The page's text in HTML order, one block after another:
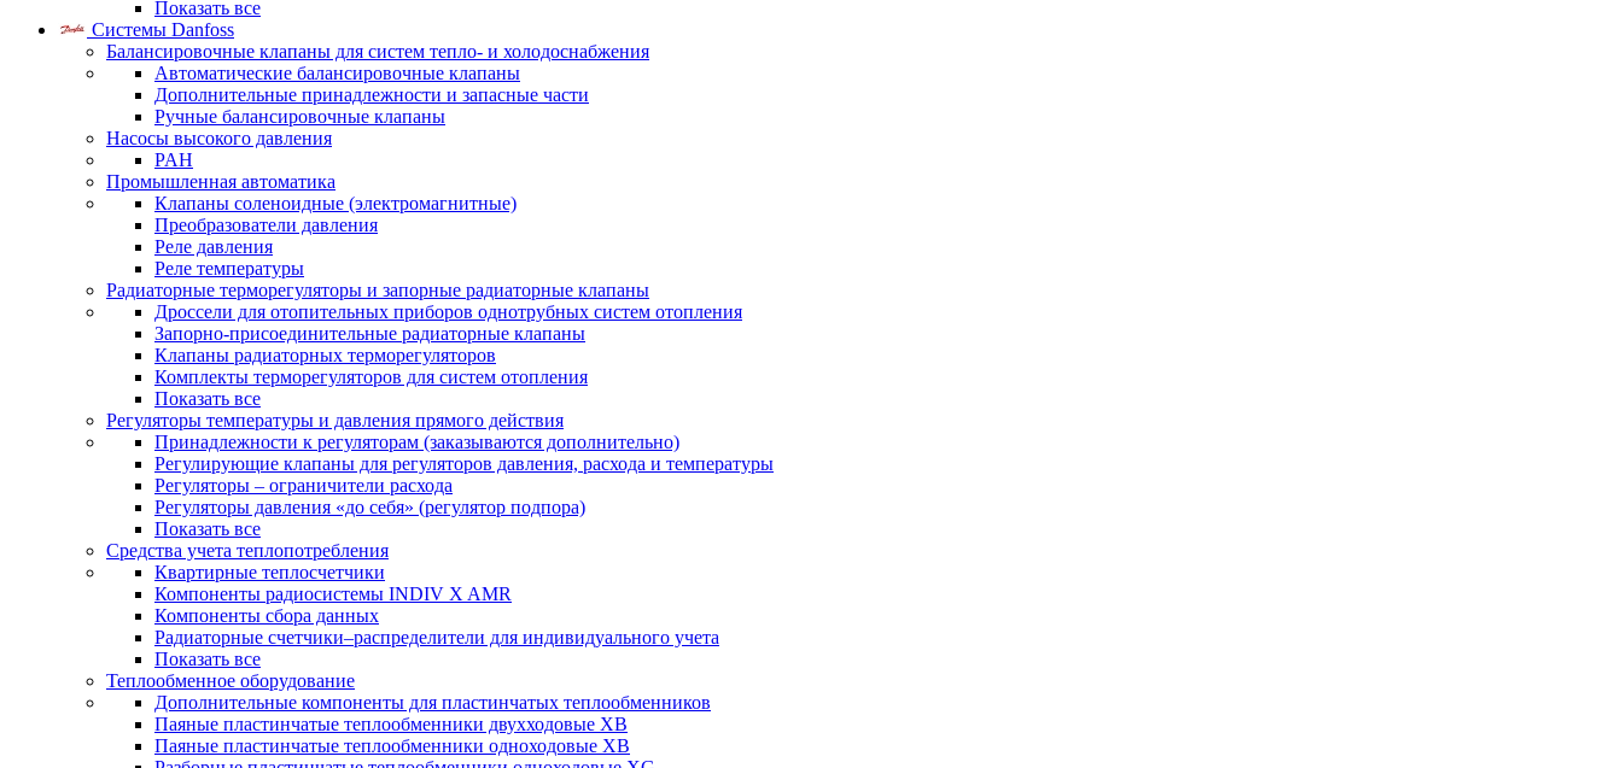
Показать все
Системы Danfoss
Балансировочные клапаны для систем тепло- и холодоснабжения
Автоматические балансировочные клапаны
Дополнительные принадлежности и запасные части
Ручные балансировочные клапаны
Насосы высокого давления
PAH
Промышленная автоматика
Клапаны соленоидные (электромагнитные)
Преобразователи давления
Реле давления
Реле температуры
Радиаторные терморегуляторы и запорные радиаторные клапаны
Дроссели для отопительных приборов однотрубных систем отопления
Запорно-присоединительные радиаторные клапаны
Клапаны радиаторных терморегуляторов
Комплекты терморегуляторов для систем отопления
Показать все
Регуляторы температуры и давления прямого действия
Принадлежности к регуляторам (заказываются дополнительно)
Регулирующие клапаны для регуляторов давления, расхода и температуры
Регуляторы – ограничители расхода
Регуляторы давления «до себя» (регулятор подпора)
Показать все
Средства учета теплопотребления
Квартирные теплосчетчики
Компоненты радиосистемы INDIV X AMR
Компоненты сбора данных
Радиаторные счетчики–распределители для индивидуального учета
Показать все
Теплообменное оборудование
Дополнительные компоненты для пластинчатых теплообменников
Паяные пластинчатые теплообменники двухходовые XB
Паяные пластинчатые теплообменники одноходовые ХВ